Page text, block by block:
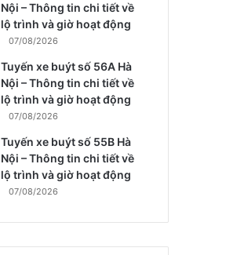
Nội – Thông tin chi tiết về
lộ trình và giờ hoạt động
07/08/2026
Tuyến xe buýt số 56A Hà
Nội – Thông tin chi tiết về
lộ trình và giờ hoạt động
07/08/2026
Tuyến xe buýt số 55B Hà
Nội – Thông tin chi tiết về
lộ trình và giờ hoạt động
07/08/2026